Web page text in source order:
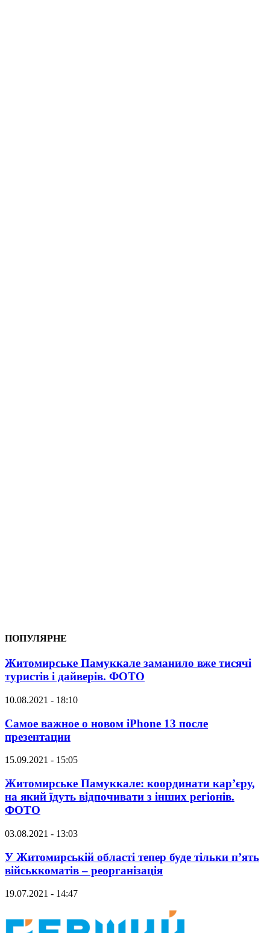
ПОПУЛЯРНЕ
Житомирське Памуккале заманило вже тисячі
туристів і дайверів. ФОТО
10.08.2021 - 18:10
Самое важное о новом iPhone 13 после
презентации
15.09.2021 - 15:05
Житомирське Памуккале: координати кар’єру,
на який їдуть відпочивати з інших регіонів.
ФОТО
03.08.2021 - 13:03
У Житомирській області тепер буде тільки п’ять
військкоматів – реорганізація
19.07.2021 - 14:47